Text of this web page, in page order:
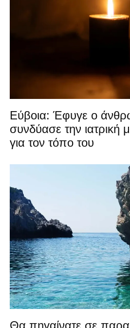
Εύβοια: Έφυγε ο
συνδύασε την ιατρική
για τον τόπο του